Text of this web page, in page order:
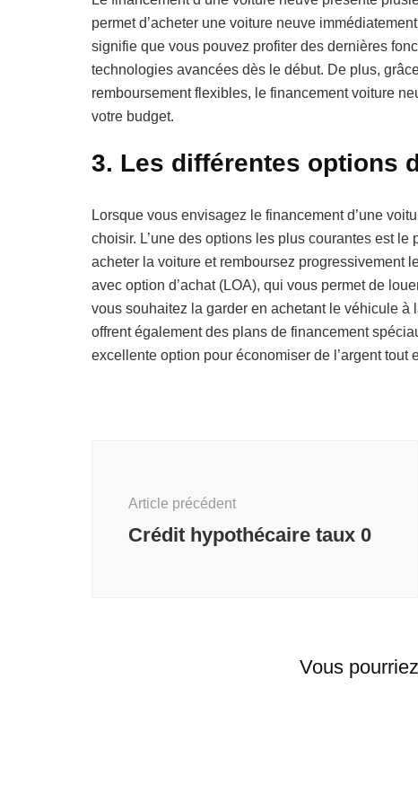
permet d’acheter une voiture neuve
signifie que vous pouvez profiter des dernières
technologies avancées dès le début. De plus,
remboursement flexibles, le financement voiture
votre budget.
3. Les différentes options
Lorsque vous envisagez le financement d’une
choisir. L’une des options les plus courantes est
acheter la voiture et remboursez progressivement
avec option d’achat (LOA), qui vous permet de
vous souhaitez la garder en achetant le véhicule
offrent également des plans de financement
excellente option pour économiser de l’argent tout
Article précédent
Crédit hypothécaire taux 0
Vous